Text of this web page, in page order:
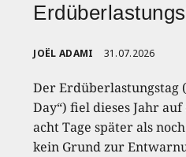
JOËL ADAMI 31.07.2026
Der Erdüberlastungstag
Day“) fiel dieses Jahr
acht Tage später als
kein Grund zur